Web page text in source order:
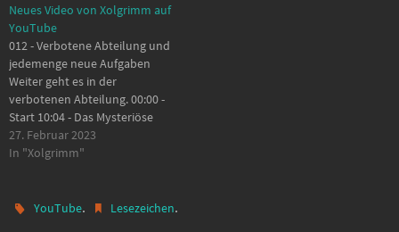
Folgen an, das ist die
Einleitung, bei jedem das
gleiche. (Außnahme: der
eigene Zauberer oder die…
Neues Video von Xolgrimm auf
YouTube
012 - Verbotene Abteilung und
jedemenge neue Aufgaben
Weiter geht es in der
verbotenen Abteilung. 00:00 -
Start 10:04 - Das Mysteriöse
Buch 14:46 - Werden Wir
verraten? 22:39 - Zurück bei
spielen? https://bit.ly/3I8rrnr
27. Februar 2023
In "Xolgrimm"
YouTube. Lesezeichen.